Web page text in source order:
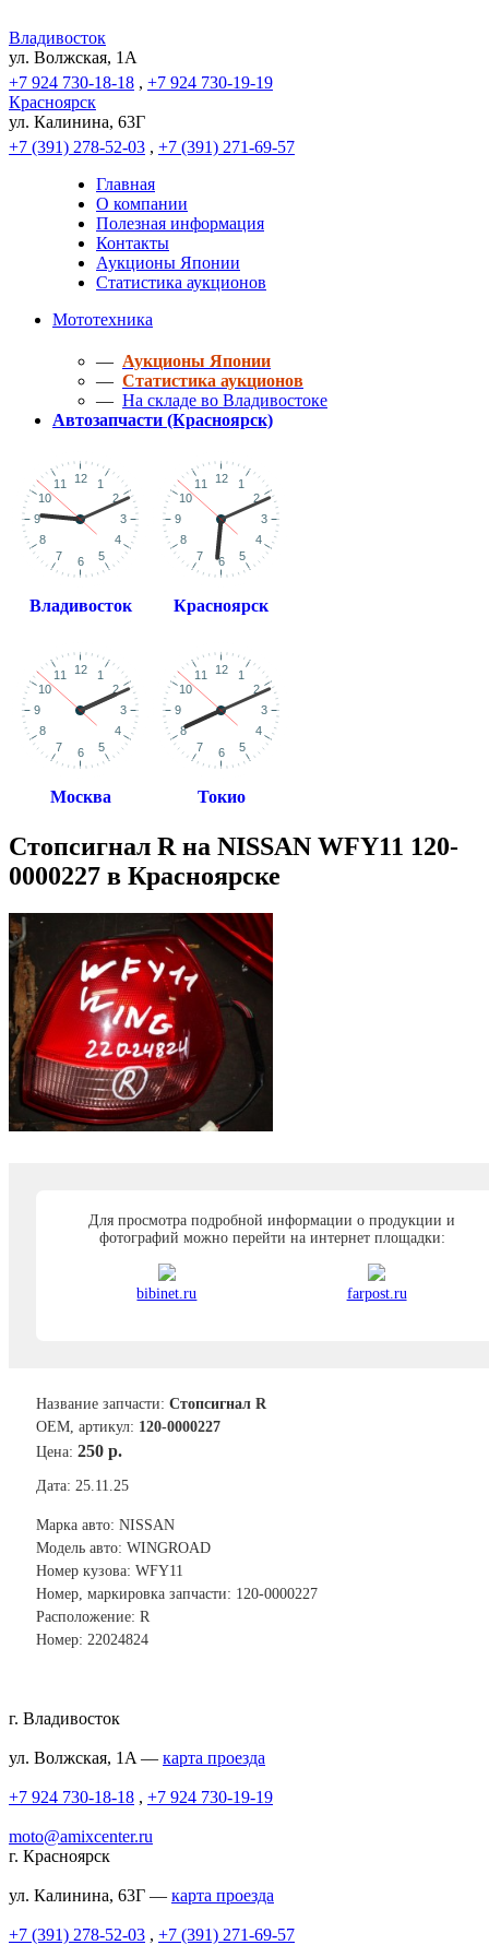
Владивосток
ул. Волжская, 1A
+7 924 730-18-18 , +7 924 730-19-19
Красноярск
ул. Калинина, 63Г
+7 (391) 278-52-03 , +7 (391) 271-69-57
Главная
О компании
Полезная информация
Контакты
Аукционы Японии
Статистика аукционов
Мототехника
— Аукционы Японии
— Статистика аукционов
— На складе во Владивостоке
Автозапчасти (Красноярск)
Владивосток Красноярск
Москва Токио
Стопсигнал R на NISSAN WFY11 120-
0000227 в Красноярске
Для просмотра подробной информации о продукции и
фотографий можно перейти на интернет площадки:
bibinet.ru farpost.ru
Название запчасти: Стопсигнал R
ОЕМ, артикул: 120-0000227
Цена: 250 р.
Дата: 25.11.25
Марка авто: NISSAN
Модель авто: WINGROAD
Номер кузова: WFY11
Номер, маркировка запчасти: 120-0000227
Расположение: R
Номер: 22024824
г. Владивосток
ул. Волжская, 1A — карта проезда
+7 924 730-18-18 , +7 924 730-19-19
moto@amixcenter.ru
г. Красноярск
ул. Калинина, 63Г — карта проезда
+7 (391) 278-52-03 , +7 (391) 271-69-57